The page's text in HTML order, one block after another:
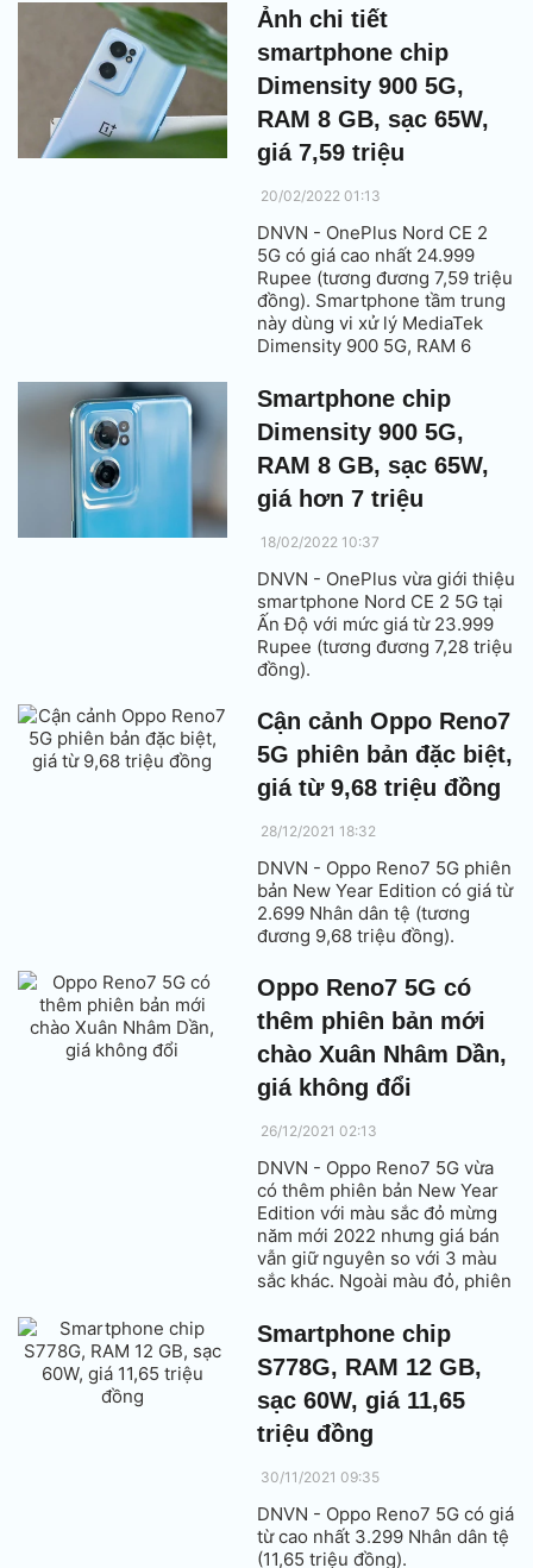
Ảnh chi tiết
smartphone chip
Dimensity 900 5G,
RAM 8 GB, sạc 65W,
giá 7,59 triệu
20/02/2022 01:13
DNVN - OnePlus Nord CE 2
5G có giá cao nhất 24.999
Rupee (tương đương 7,59 triệu
đồng). Smartphone tầm trung
này dùng vi xử lý MediaTek
Dimensity 900 5G, RAM 6
quét 90 Hz, pin 4.500 mAh với
sạc nhanh 65W.
Smartphone chip
Dimensity 900 5G,
RAM 8 GB, sạc 65W,
giá hơn 7 triệu
18/02/2022 10:37
DNVN - OnePlus vừa giới thiệu
smartphone Nord CE 2 5G tại
Ấn Độ với mức giá từ 23.999
Rupee (tương đương 7,28 triệu
đồng).
Cận cảnh Oppo Reno7
5G phiên bản đặc biệt,
giá từ 9,68 triệu đồng
28/12/2021 18:32
DNVN - Oppo Reno7 5G phiên
bản New Year Edition có giá từ
2.699 Nhân dân tệ (tương
đương 9,68 triệu đồng).
Oppo Reno7 5G có
thêm phiên bản mới
chào Xuân Nhâm Dần,
giá không đổi
26/12/2021 02:13
DNVN - Oppo Reno7 5G vừa
có thêm phiên bản New Year
Edition với màu sắc đỏ mừng
năm mới 2022 nhưng giá bán
vẫn giữ nguyên so với 3 màu
sắc khác. Ngoài màu đỏ, phiên
chú hổ ở cạnh logo Oppo.
Smartphone chip
S778G, RAM 12 GB,
sạc 60W, giá 11,65
triệu đồng
30/11/2021 09:35
DNVN - Oppo Reno7 5G có giá
từ cao nhất 3.299 Nhân dân tệ
(11,65 triệu đồng).